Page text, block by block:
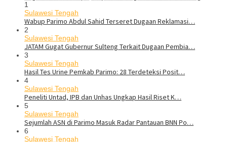
1
Sulawesi Tengah
Wabup Parimo Abdul Sahid Terseret Dugaan Reklamasi…
2
Sulawesi Tengah
JATAM Gugat Gubernur Sulteng Terkait Dugaan Pembia…
3
Sulawesi Tengah
Hasil Tes Urine Pemkab Parimo: 28 Terdeteksi Posit…
4
Sulawesi Tengah
Peneliti Untad, IPB dan Unhas Ungkap Hasil Riset K…
5
Sulawesi Tengah
Sejumlah ASN di Parimo Masuk Radar Pantauan BNN Po…
6
Sulawesi Tengah